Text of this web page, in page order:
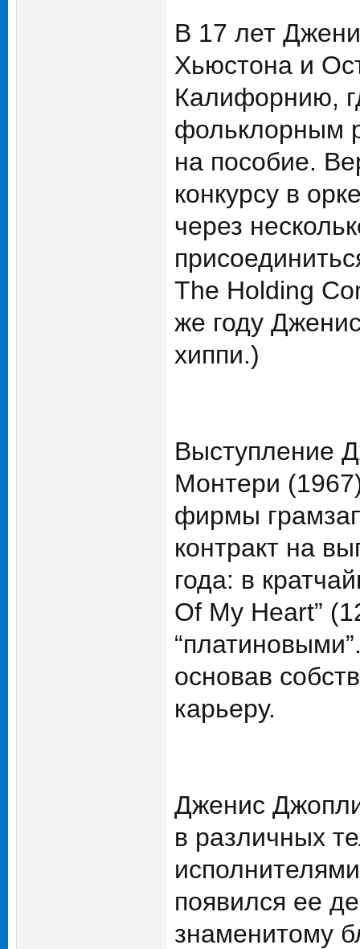
В 17 лет
Хьюстона и
Калифорнию,
фольклорным
на пособие.
конкурсу в
через
The Holding
же году
хиппи.)
Выступление
Монтери
фирмы
контракт на
года: в
Of My Heart”
основав
карьеру.
Дженис
в различных
появился ее
знаменитому